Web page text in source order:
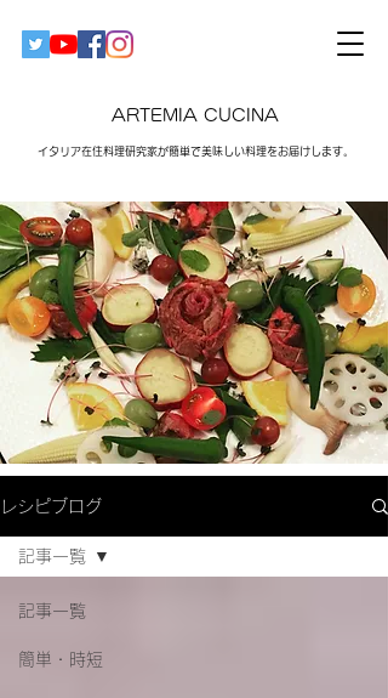
ARTEMIA CUCINA
イタリア在住料理研究家が簡単で美味しい料理をお届けします。​
レシピブログ
記事一覧
簡単・時短
記事一覧